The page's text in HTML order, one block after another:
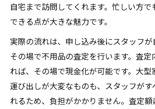
自宅まで訪問してくれます。忙しい方で
できる点が大きな魅力です。
実際の流れは、申し込み後にスタッフが
その場で不用品の査定を行います。査定
れば、その場で現金化が可能です。大
運び出しが大変なものも、スタッフがす
れるため、負担がかかりません。査定